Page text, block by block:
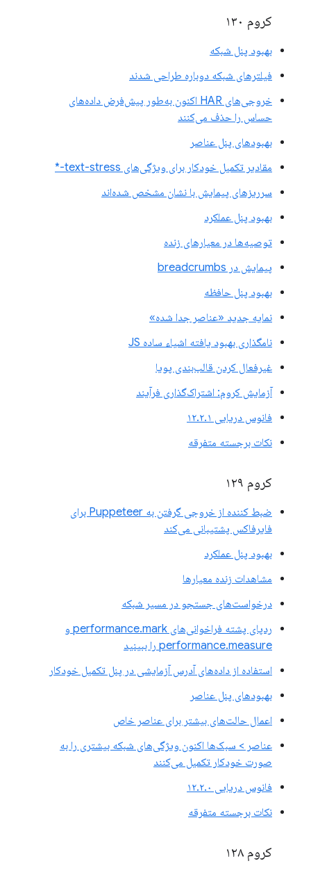
کروم ۱۳۰
بهبود پنل شبکه
فیلترهای شبکه دوباره طراحی شدند
خروجی‌های HAR اکنون به‌طور پیش‌فرض داده‌های
حساس را حذف می‌کنند
بهبودهای پنل عناصر
مقادیر تکمیل خودکار برای ویژگی‌های text-stress-*
سرریزهای پیمایش با نشان مشخص شده‌اند
بهبود پنل عملکرد
توصیه‌ها در معیارهای زنده
پیمایش در breadcrumbs
بهبود پنل حافظه
نمایه جدید «عناصر جدا شده»
نامگذاری بهبود یافته اشیاء ساده JS
غیرفعال کردن قالب‌بندی پویا
آزمایش کروم: اشتراک‌گذاری فرآیند
فانوس دریایی ۱۲.۲.۱
نکات برجسته متفرقه
کروم ۱۲۹
ضبط کننده از خروجی گرفتن به Puppeteer برای
فایرفاکس پشتیبانی می‌کند
بهبود پنل عملکرد
مشاهدات زنده معیارها
درخواست‌های جستجو در مسیر شبکه
ردپای پشته فراخوانی‌های performance.mark و
performance.measure را ببینید
استفاده از داده‌های آدرس آزمایشی در پنل تکمیل خودکار
بهبودهای پنل عناصر
اعمال حالت‌های بیشتر برای عناصر خاص
عناصر > سبک‌ها اکنون ویژگی‌های شبکه بیشتری را به
صورت خودکار تکمیل می‌کنند
فانوس دریایی ۱۲.۲.۰
نکات برجسته متفرقه
کروم ۱۲۸